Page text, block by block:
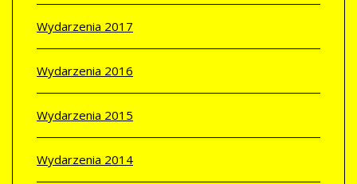
Wydarzenia 2017
Wydarzenia 2016
Wydarzenia 2015
Wydarzenia 2014